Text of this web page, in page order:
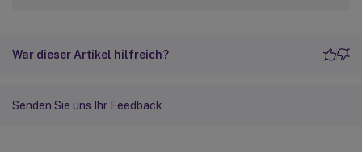
War dieser Artikel hilfreich?
Senden Sie uns Ihr Feedback